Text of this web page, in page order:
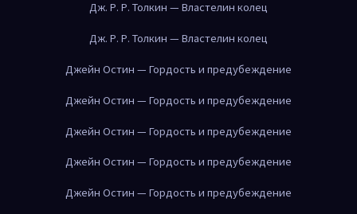
Дж. Р. Р. Толкин — Властелин колец
Дж. Р. Р. Толкин — Властелин колец
Джейн Остин — Гордость и предубеждение
Джейн Остин — Гордость и предубеждение
Джейн Остин — Гордость и предубеждение
Джейн Остин — Гордость и предубеждение
Джейн Остин — Гордость и предубеждение